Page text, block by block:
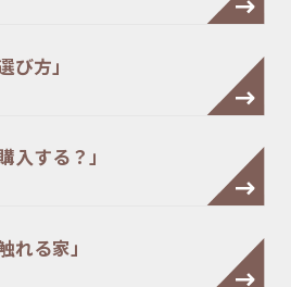
び方」
入する？」
れる家」